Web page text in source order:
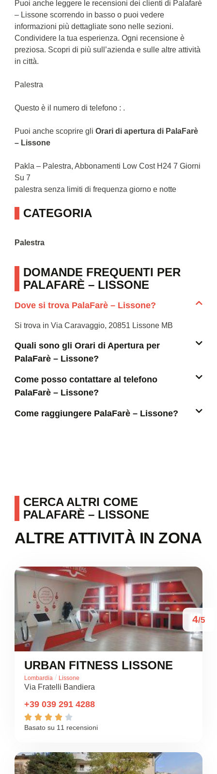
Puoi anche leggere le recensioni dei clienti di Palafarè
– Lissone scorrendo in basso o puoi vedere
informazioni più dettagliate sono nelle sezioni.
Condividere la tua esperienza. Ogni recensione è
preziosa. Scopri di più sull’azienda e sulle altre attività
in città.
Palestra
Questo è il numero di telefono : .
Puoi anche scoprire gli Orari di apertura di PalaFarè
– Lissone
Pakla – Palestra, Abbonamenti Low Cost H24 7 Giorni
Su 7
palestra senza limiti di frequenza giorno e notte
CATEGORIA
Palestra
DOMANDE FREQUENTI PER
PALAFARÈ – LISSONE
Dove si trova PalaFarè – Lissone?
Si trova in Via Caravaggio, 20851 Lissone MB
Quali sono gli Orari di Apertura per
PalaFarè – Lissone?
Come posso contattare al telefono
PalaFarè – Lissone?
Come raggiungere PalaFarè – Lissone?
CERCA ALTRI COME
PALAFARÈ – LISSONE
ALTRE ATTIVITÀ IN ZONA
4/5
URBAN FITNESS LISSONE
Lombardia / Lissone
Via Fratelli Bandiera
+39 039 291 4288
    
Basato su 11 recensioni